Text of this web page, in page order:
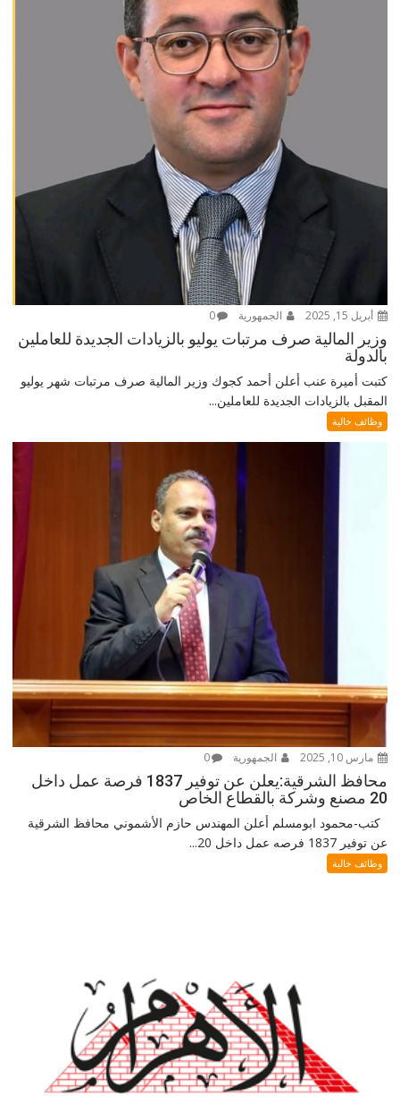
أبريل 15, 2025 الجمهورية 0
وزير المالية صرف مرتبات يوليو بالزيادات الجديدة للعاملين
بالدولة
كتبت أميرة عنب أعلن أحمد كجوك وزير المالية صرف مرتبات شهر يوليو
المقبل بالزيادات الجديدة للعاملين...
وظائف خالية
مارس 10, 2025 الجمهورية 0
محافظ الشرقية:يعلن عن توفير 1837 فرصة عمل داخل
20 مصنع وشركة بالقطاع الخاص
كتب-محمود ابومسلم أعلن المهندس حازم الأشموني محافظ الشرقية
عن توفير 1837 فرصه عمل داخل 20...
وظائف خالية